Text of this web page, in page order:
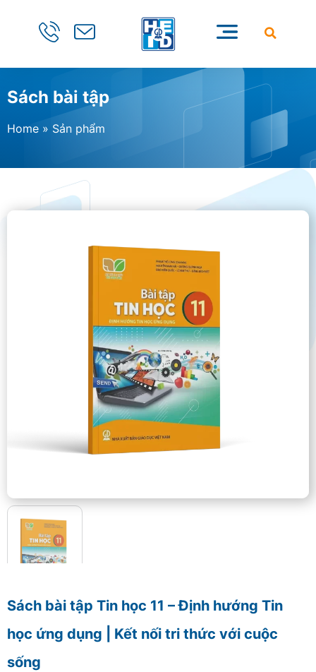
Sách bài tập
Home » Sản phẩm
Sách bài tập Tin học 11 – Định hướng Tin
học ứng dụng | Kết nối tri thức với cuộc
sống